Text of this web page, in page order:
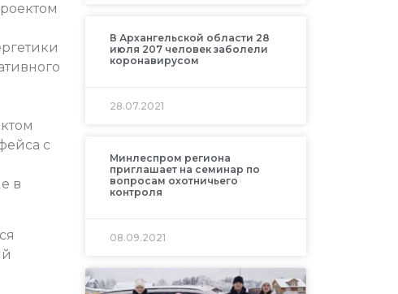
с
в
В Архангельской области 28
июля 207 человек заболели
коронавирусом
28.07.2021
Минлеспром региона
приглашает на семинар по
вопросам охотничьего
контроля
08.09.2021